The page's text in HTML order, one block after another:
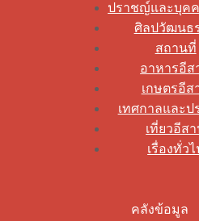
ปราชญ์และบุค
ศิลปวัฒนธ
สถานที่
อาหารอีส
เกษตรอีส
เทศกาลและป
เที่ยวอีส
เรื่องทั่วไ
คลังข้อมูล